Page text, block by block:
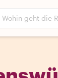
Wohin geht die